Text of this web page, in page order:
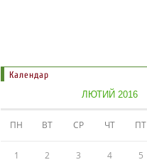
Календар
ЛЮТИЙ 2016
ПН ВТ СР ЧТ ПТ
1 2 3 4 5